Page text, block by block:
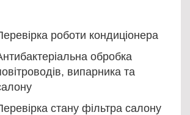
роботи кондиціонера
обробка
випарника та
стану фільтра салону